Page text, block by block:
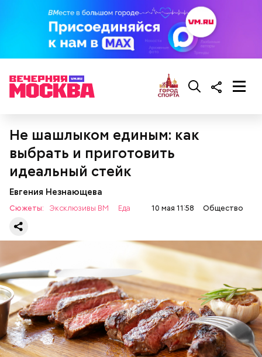
Не шашлыком единым: как
выбрать и приготовить
идеальный стейк
Евгения Незнающева
Сюжеты: Эксклюзивы ВМ Еда 10 мая 11:58 Общество